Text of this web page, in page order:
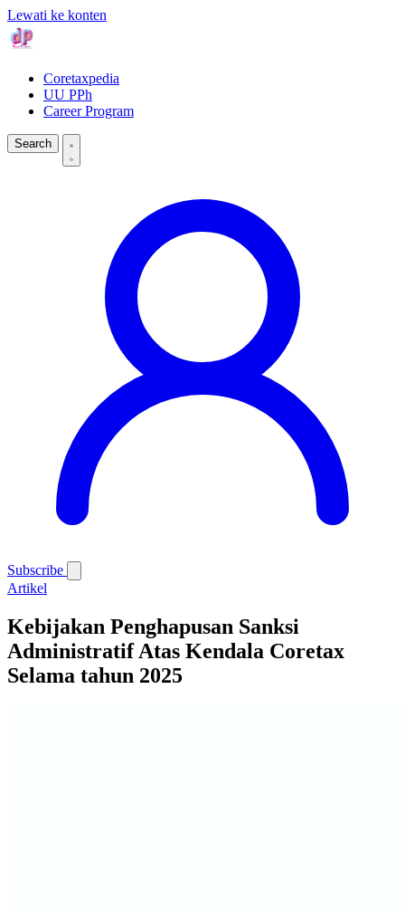
Lewati ke konten
Coretaxpedia
UU PPh
Career Program
Search
Subscribe
Artikel
Kebijakan Penghapusan Sanksi
Administratif Atas Kendala Coretax
Selama tahun 2025